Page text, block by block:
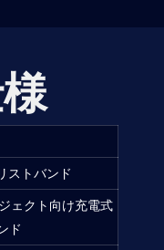
ストバンド
ェクト向け充電式
ド